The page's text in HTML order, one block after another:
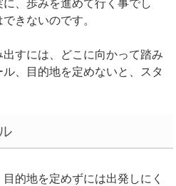
、歩みを進めて行く事でし
きないのです。
すには、どこに向かって踏み
、目的地を定めないと、スタ
的地を定めずには出発しにく